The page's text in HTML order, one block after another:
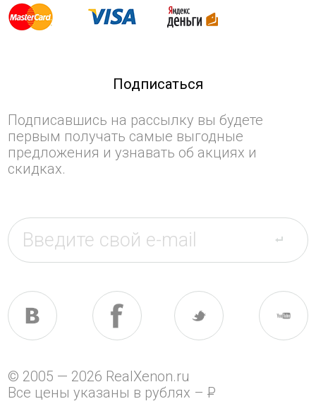
Подписаться
Подписавшись на рассылку вы будете
первым получать самые выгодные
предложения и узнавать об акциях и
скидках.
© 2005 — 2026 RealXenon.ru
Все цены указаны в рублях –P